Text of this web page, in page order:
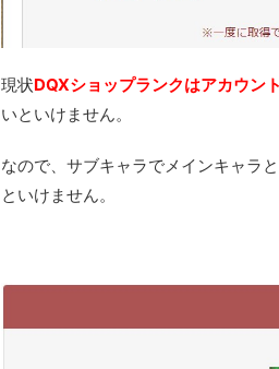
現状DQXショップランクはアカウン
いといけません。
なので、サブキャラでメインキャラ
といけません。